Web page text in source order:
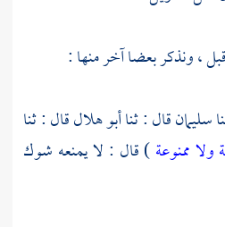
، ونذكر بعضا آخر منها :
سليمانقال : ثناأبو هلالقال : ثنا
ممنوعة) قال : لا يمنعه شوك